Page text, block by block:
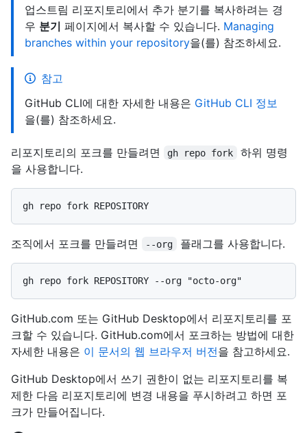
업스트림 리포지토리에서 추가 분기를 복사하려는 경
우 분기 페이지에서 복사할 수 있습니다. Managing
branches within your repository을(를) 참조하세요.
참고
GitHub CLI에 대한 자세한 내용은 GitHub CLI 정보
을(를) 참조하세요.
리포지토리의 포크를 만들려면 gh repo fork
하위 명령
을 사용합니다.
조직에서 포크를 만들려면 --org 플래그를 사용합니다.
GitHub.com 또는 GitHub Desktop에서 리포지토리를 포
크할 수 있습니다. GitHub.com에서 포크하는 방법에 대한
자세한 내용은 이 문서의 웹 브라우저 버전을 참고하세요.
GitHub Desktop에서 쓰기 권한이 없는 리포지토리를 복
제한 다음 리포지토리에 변경 내용을 푸시하려고 하면 포
크가 만들어집니다.